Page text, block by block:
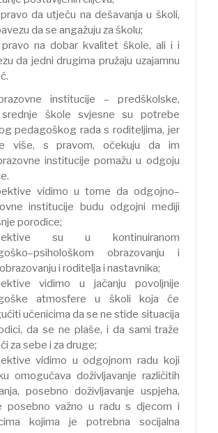
da utječu na dešavanja u školi,
da se angažuju za školu;
pravo na dobar kvalitet škole, ali i i
da jedni drugima pružaju uzajamnu
institucije – predškolske,
škole svjesne su potrebe
pedagoškog rada s roditeljima, jer
više, s pravom, očekuju da im
institucije pomažu u odgoju
vidimo u tome da odgojno–
institucije budu odgojni mediji
porodice;
su u kontinuiranom
obrazovanju i
i roditelja i nastavnika;
vidimo u jačanju povoljnije
atmosfere u školi koja će
učenicima da se ne stide situacija
da se ne plaše, i da sami traže
za sebe i za druge;
vidimo u odgojnom radu koji
omogućava doživljavanje različitih
posebno doživljavanje uspjeha,
posebno važno u radu s djecom i
kojima je potrebna socijalna